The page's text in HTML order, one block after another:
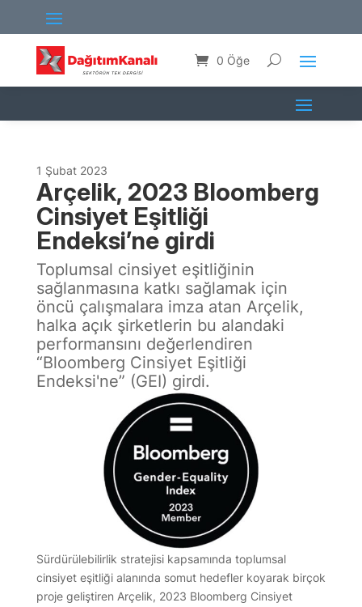
0 Öğe
1 Şubat 2023
Arçelik, 2023 Bloomberg
Cinsiyet Eşitliği
Endeksi’ne girdi
Toplumsal cinsiyet eşitliğinin
sağlanmasına katkı sağlamak için
öncü çalışmalara imza atan Arçelik,
halka açık şirketlerin bu alandaki
performansını değerlendiren
“Bloomberg Cinsiyet Eşitliği
Endeksi'ne” (GEI) girdi.
Sürdürülebilirlik stratejisi kapsamında toplumsal
cinsiyet eşitliği alanında somut hedefler koyarak birçok
proje geliştiren Arçelik, 2023 Bloomberg Cinsiyet